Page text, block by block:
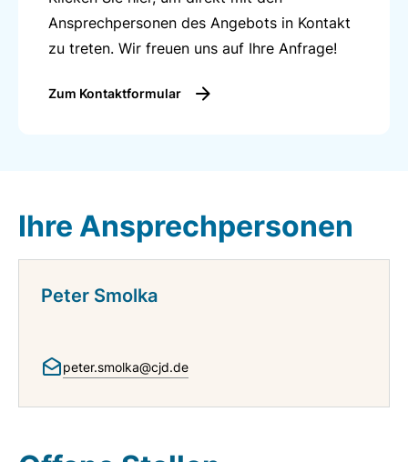
Ansprechpersonen des Angebots in Kontakt
zu treten. Wir freuen uns auf Ihre Anfrage!
Zum Kontaktformular
Ihre Ansprechpersonen
Peter Smolka
peter.smolka@cjd.de